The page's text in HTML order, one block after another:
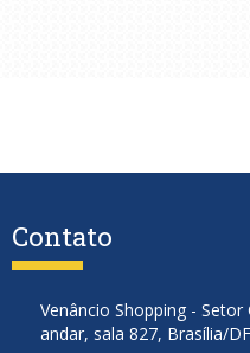
Contato
Venâncio Shopping -
andar, sala 827, Brasília/DF